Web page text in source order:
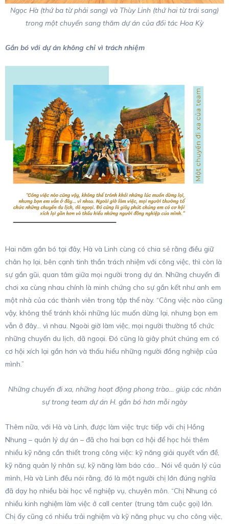
Ngọc Hà (thứ ba từ phải sang) và Thùy Linh (thứ hai từ trái sang)
trong một chuyến sang thăm dự án của đối tác Hoa Kỳ
Gắn bó với dự án không chỉ vì trách nhiệm
Hai năm gắn bó tại đây, Hà và Linh cùng có chia sẻ rằng điều giữ
chân họ lại, bên cạnh tinh thần trách nhiệm với công việc, thì còn là
sự gần gũi, quan tâm giữa mọi người trong dự án. Những chuyến đi
chơi xa cùng nhau chính là minh chứng cho sự gắn kết như anh em
một nhà của các thành viên trong tập thể này. “Công việc nào cũng
vậy, không thể tránh khỏi những lúc muốn dừng lại, nhưng bọn em
vẫn ở đây… vì nhau. Ngoài giờ làm việc, mọi người thường tổ chức
những chuyến du lịch, dã ngoại. Đó cũng là giây phút chúng em có
cơ hội xích lại gần hơn và thấu hiểu những người đồng nghiệp của
mình.”
Những chuyến đi xa, những hoạt động phong trào… giúp các nhân
sự trong team dự án H. gắn bó hơn mỗi ngày
Thêm nữa, với Hà và Linh, được làm việc trực tiếp với chị Hồng
Nhung – quản lý dự án – đã cho hai bạn cơ hội để học hỏi thêm
nhiều kỹ năng cần thiết trong công việc: kỹ năng giải quyết vấn đề,
kỹ năng quản lý nhân sự, kỹ năng làm báo cáo… Nói về quản lý của
mình, Hà và Linh đều nói rằng, đó là một người chị lớn đúng nghĩa
đã dạy họ nhiều bài học về nghiệp vụ, chuyên môn. “Chị Nhung có
nhiều kinh nghiệm làm việc ở call center (trung tâm cuộc gọi) lớn.
Chị ấy cũng có nhiều trải nghiệm và kỹ năng phục vụ cho công việc,